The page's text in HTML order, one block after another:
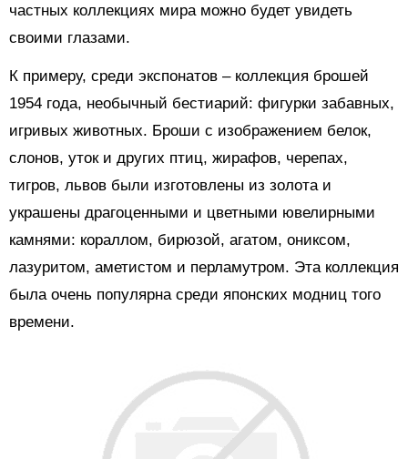
частных коллекциях мира можно будет увидеть
своими глазами.
К примеру, среди экспонатов – коллекция брошей
1954 года, необычный бестиарий: фигурки забавных,
игривых животных. Броши с изображением белок,
слонов, уток и других птиц, жирафов, черепах,
тигров, львов были изготовлены из золота и
украшены драгоценными и цветными ювелирными
камнями: кораллом, бирюзой, агатом, ониксом,
лазуритом, аметистом и перламутром. Эта коллекция
была очень популярна среди японских модниц того
времени.